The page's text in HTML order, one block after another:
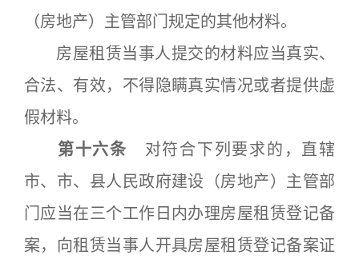
（房地产）主管部门规定的其他材料。
房屋租赁当事人提交的材料应当真实、
合法、有效，不得隐瞒真实情况或者提供虚
假材料。
第十六条 对符合下列要求的，直辖
市、市、县人民政府建设（房地产）主管部
门应当在三个工作日内办理房屋租赁登记备
案，向租赁当事人开具房屋租赁登记备案证